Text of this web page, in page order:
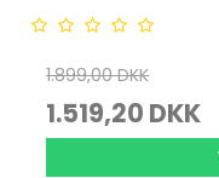
1.899,00 DKK
1.519,20 DKK